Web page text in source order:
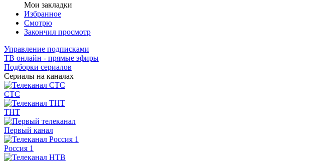
Мои закладки
Избранное
Смотрю
Закончил просмотр
Управление подписками
ТВ онлайн - прямые эфиры
Подборки сериалов
Сериалы на каналах
СТС
ТНТ
Первый канал
Россия 1